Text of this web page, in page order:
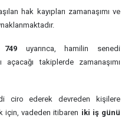
hak kayıpları zamanaşımı ve
uyarınca, hamilin senedi
takiplerde zamanaşımı
ciro ederek devreden kişilere
için, vadeden itibaren iki iş günü